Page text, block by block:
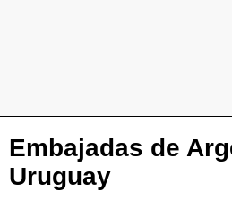
Embajadas de
Uruguay